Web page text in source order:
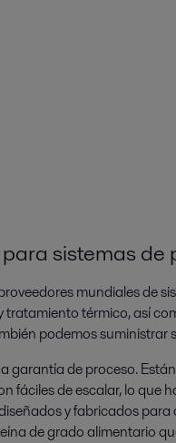
sistemas
mundiales de
térmico, así
podemos suministrar
garantía de proceso.
fáciles de escalar, lo
y fabricados
de grado alimentario